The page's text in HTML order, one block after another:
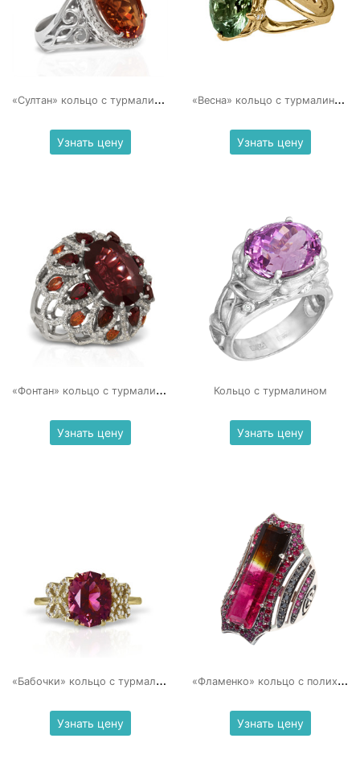
«
Султан» кольцо с турмалином
Узнать цену
«
Весна» кольцо с турмалином и бриллиантами
Узнать цену
«
Фонтан» кольцо с турмалином
Узнать цену
Кольцо с турмалином
Узнать цену
«
Бабочки» кольцо с турмалином и бриллиантами
Узнать цену
«
Фламенко» кольцо с полихромным турмалином
Узнать цену